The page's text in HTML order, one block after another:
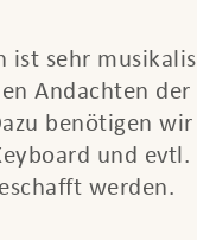
ist sehr
Andachten der
benötigen wir
und evtl.
werden.